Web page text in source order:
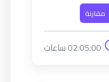
مقارنة
02:05:00 ساعات